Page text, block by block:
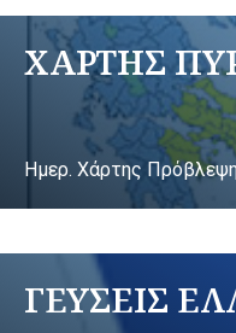
ΧΑΡΤΗΣ
Ημερ. Χάρτης
ΓΕΥΣΕΙΣ